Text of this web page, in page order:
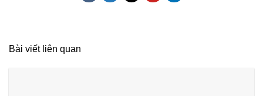
Bài viết liên quan